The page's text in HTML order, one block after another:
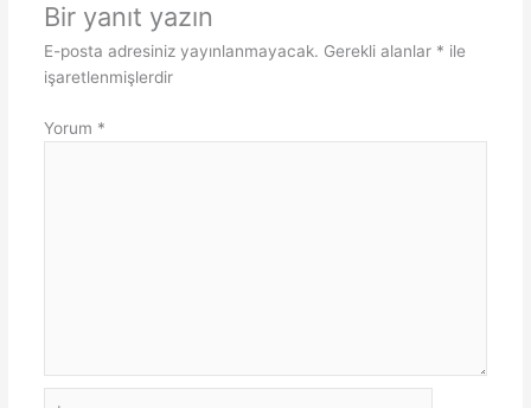
Bir yanıt yazın
E-posta adresiniz yayınlanmayacak. Gerekli alanlar * ile
işaretlenmişlerdir
Yorum *